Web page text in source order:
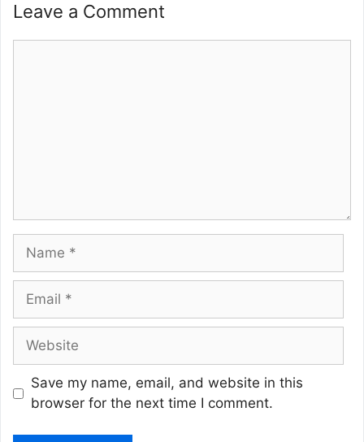
Leave a Comment
Name
Email
Website
Save my name, email, and website in this
browser for the next time I comment.